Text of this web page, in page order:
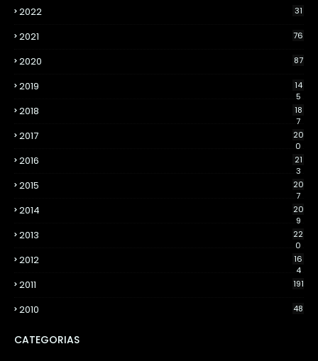
2022 31
2021 76
2020 87
2019
14
5
2018
18
7
2017
20
0
2016
21
3
2015
20
7
2014
20
9
2013
22
0
2012
16
4
2011 191
2010 48
CATEGORIAS